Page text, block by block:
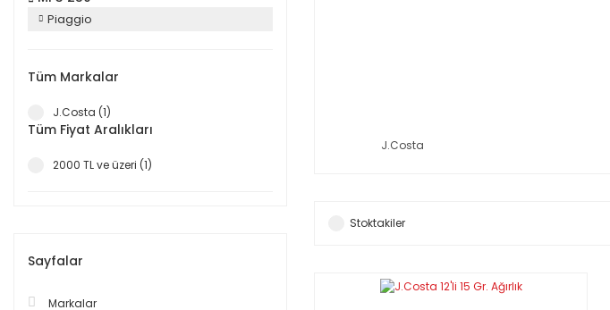
Piaggio
Tüm Markalar
J.Costa (1)
Tüm Fiyat Aralıkları
2000 TL ve üzeri (1)
Sayfalar
Markalar
J.Costa
Stoktakiler